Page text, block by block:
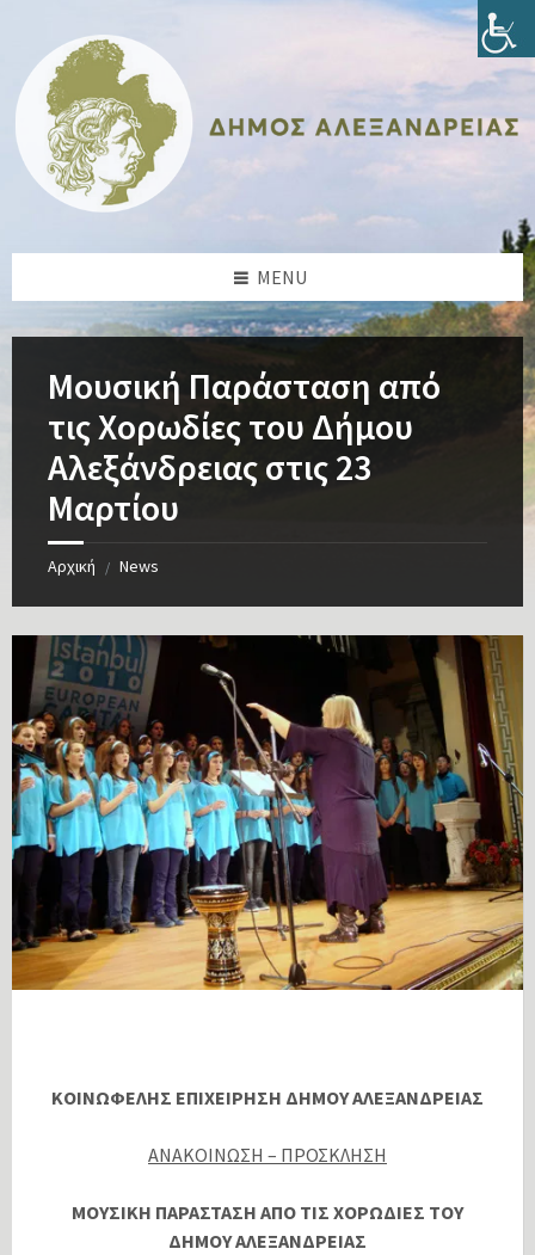
content
sidebar
sidebar
footer
MENU
Μουσική Παράσταση από
τις Χορωδίες του Δήμου
Αλεξάνδρειας στις 23
Μαρτίου
Αρχική / News
ΚΟΙΝΩΦΕΛΗΣ ΕΠΙΧΕΙΡΗΣΗ ΔΗΜΟΥ ΑΛΕΞΑΝΔΡΕΙΑΣ
ΑΝΑΚΟΙΝΩΣΗ – ΠΡΟΣΚΛΗΣΗ
ΜΟΥΣΙΚΗ ΠΑΡΑΣΤΑΣΗ ΑΠΟ ΤΙΣ ΧΟΡΩΔΙΕΣ ΤΟΥ
ΔΗΜΟΥ ΑΛΕΞΑΝΔΡΕΙΑΣ